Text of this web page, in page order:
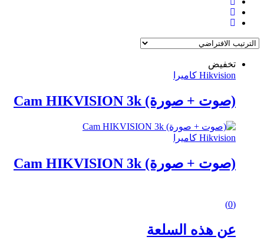
تخفيض
Hikvision كاميرا
(صوت + صورة) Cam HIKVISION 3k
Hikvision كاميرا
(صوت + صورة) Cam HIKVISION 3k
of
5
(0)
عن هذه السلعة